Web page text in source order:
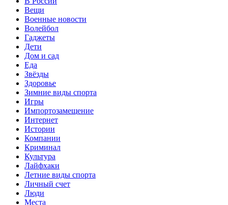
Вещи
Военные новости
Волейбол
Гаджеты
Дети
Дом и сад
Еда
Звёзды
Здоровье
Зимние виды спорта
Игры
Импортозамещение
Интернет
Истории
Компании
Криминал
Культура
Лайфхаки
Летние виды спорта
Личный счет
Люди
Места